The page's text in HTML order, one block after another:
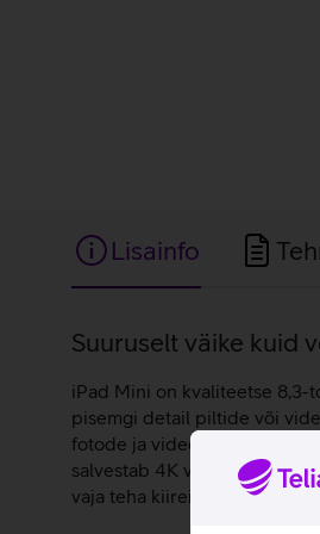
Lisainfo
Lisainfo
Suuruselt väike kuid
iPad Mini on kvaliteetse 8,3-
pisemgi detail piltide või
fotode ja videote töötlemine,
salvestab 4K videot. Apple
vaja teha kiireid märkmeid.